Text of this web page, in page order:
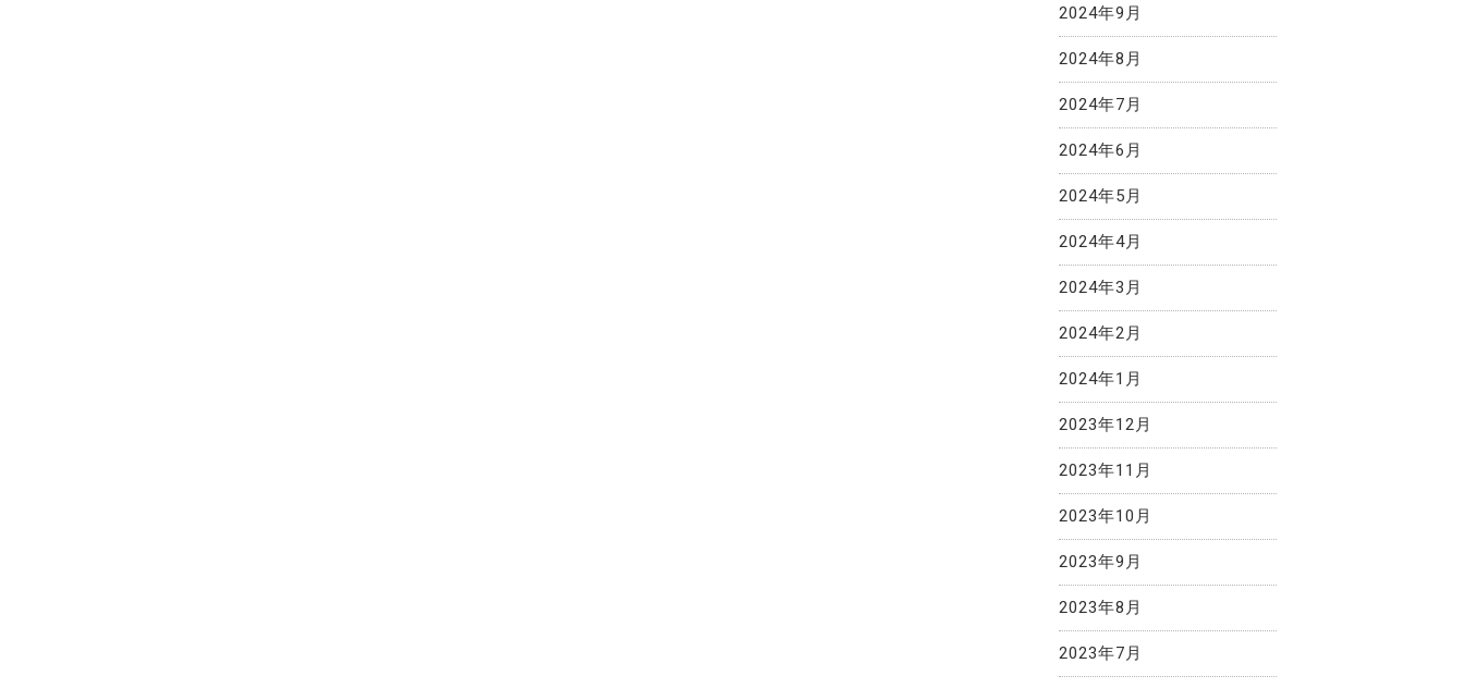
2024年9月
2024年8月
2024年7月
2024年6月
2024年5月
2024年4月
2024年3月
2024年2月
2024年1月
2023年12月
2023年11月
2023年10月
2023年9月
2023年8月
2023年7月